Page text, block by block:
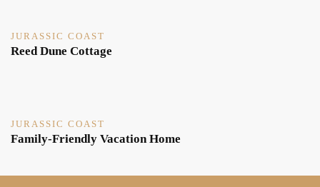
JURASSIC COAST
Reed Dune Cottage
JURASSIC COAST
Family-Friendly Vacation Home